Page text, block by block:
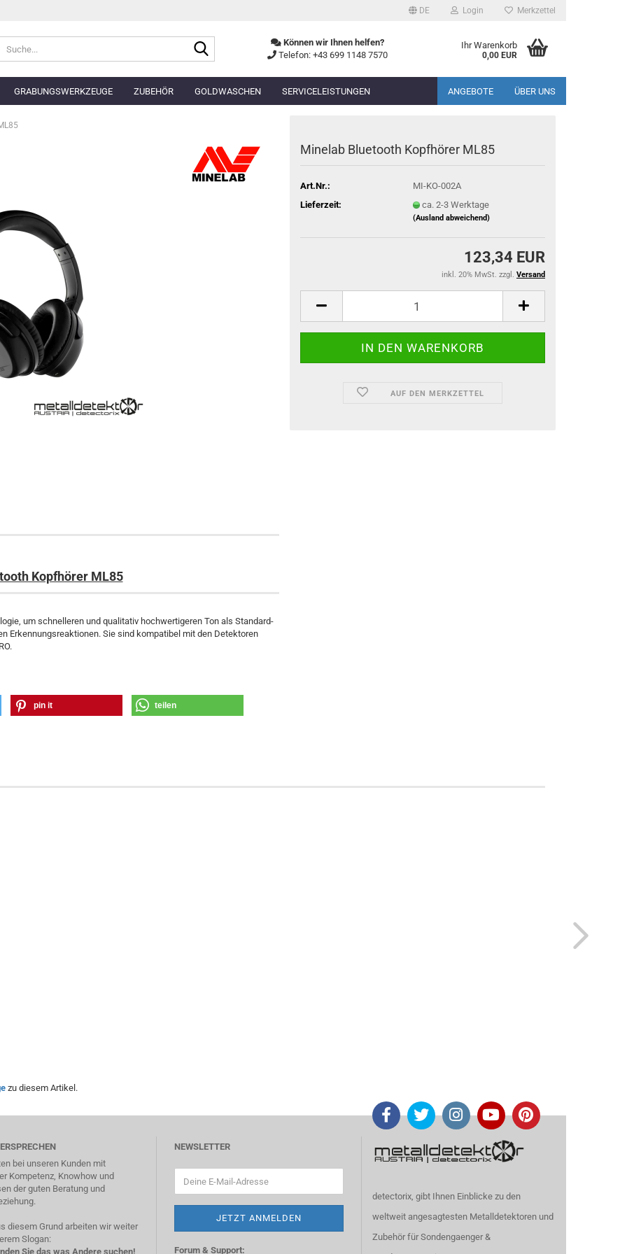
DE Login Merkzettel
Können wir Ihnen helfen?
Telefon: +43 699 1148 7570
Ihr Warenkorb
0,00 EUR
GRABUNGSWERKZEUGE ZUBEHÖR GOLDWASCHEN SERVICELEISTUNGEN ANGEBOTE ÜBER UNS
Minelab Bluetooth Kopfhörer ML85
Art.Nr.:
MI-KO-002A
Lieferzeit:
ca. 2-3 Werktage
(Ausland abweichend)
123,34 EUR
inkl. 20% MwSt. zzgl. Versand
AUF DEN MERKZETTEL
Kopfhörer ML85
um schnelleren und qualitativ hochwertigeren Ton als Standard-
Erkennungsreaktionen. Sie sind kompatibel mit den Detektoren
pin it teilen
zu diesem Artikel.
bei unseren Kunden mit
Kompetenz, Knowhow und
der guten Beratung und
diesem Grund arbeiten wir weiter
Slogan:
Sie das was Andere suchen!
NEWSLETTER
Forum & Support:
detectorix, gibt Ihnen Einblicke zu den
weltweit angesagtesten Metalldetektoren und
Zubehör für Sondengaenger &